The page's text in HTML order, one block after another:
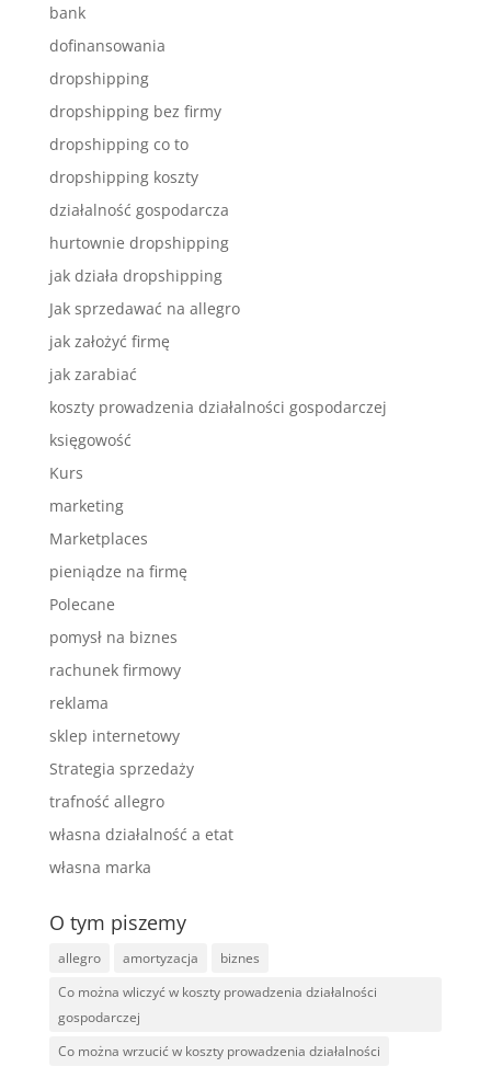
bank
dofinansowania
dropshipping
dropshipping bez firmy
dropshipping co to
dropshipping koszty
działalność gospodarcza
hurtownie dropshipping
jak działa dropshipping
Jak sprzedawać na allegro
jak założyć firmę
jak zarabiać
koszty prowadzenia działalności gospodarczej
księgowość
Kurs
marketing
Marketplaces
pieniądze na firmę
Polecane
pomysł na biznes
rachunek firmowy
reklama
sklep internetowy
Strategia sprzedaży
trafność allegro
własna działalność a etat
własna marka
O tym piszemy
allegro amortyzacja
biznes
Co można wliczyć w koszty prowadzenia działalności
gospodarczej
Co można wrzucić w koszty prowadzenia działalności